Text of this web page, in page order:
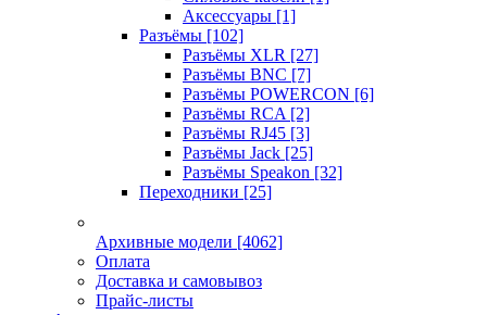
Аксессуары [1]
Разъёмы [102]
Разъёмы XLR [27]
Разъёмы BNC [7]
Разъёмы POWERCON [6]
Разъёмы RCA [2]
Разъёмы RJ45 [3]
Разъёмы Jack [25]
Разъёмы Speakon [32]
Переходники [25]
Архивные модели [4062]
Оплата
Доставка и самовывоз
Прайс-листы